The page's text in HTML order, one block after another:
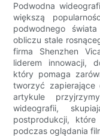
Podwodna
większą
podwodnego
obliczu stale
firma Shenzhen
liderem innowacji,
który pomaga
tworzyć zapierające
artykule
wideografii,
postprodukcji,
podczas oglądania